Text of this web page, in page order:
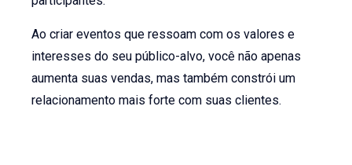
Ao criar eventos que ressoam com os valores e
interesses do seu público-alvo, você não apenas
aumenta suas vendas, mas também constrói um
relacionamento mais forte com suas clientes.